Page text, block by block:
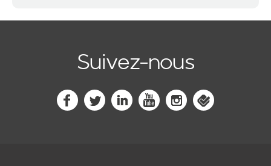
Suivez-nous